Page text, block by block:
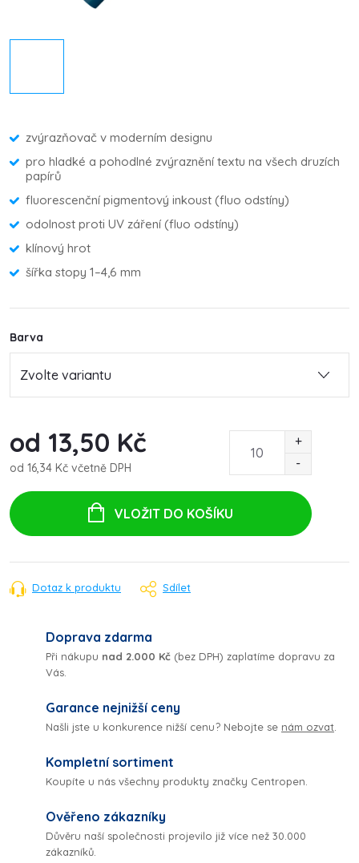
zvýrazňovač v moderním designu
pro hladké a pohodlné zvýraznění textu na všech druzích
papírů
fluorescenční pigmentový inkoust (fluo odstíny)
odolnost proti UV záření (fluo odstíny)
klínový hrot
šířka stopy 1–4,6 mm
Barva
od 13,50 Kč
od 16,34 Kč včetně DPH
cena:
VLOŽIT DO KOŠÍKU
Dotaz k produktu Sdílet
Doprava zdarma
Při nákupu nad 2.000 Kč (bez DPH) zaplatíme dopravu za
Vás.
Garance nejnižší ceny
Našli jste u konkurence nižší cenu? Nebojte se nám ozvat
Kompletní sortiment
Koupíte u nás všechny produkty značky Centropen.
Ověřeno zákazníky
Důvěru naší společnosti projevilo již více než 30.000
zákazníků.